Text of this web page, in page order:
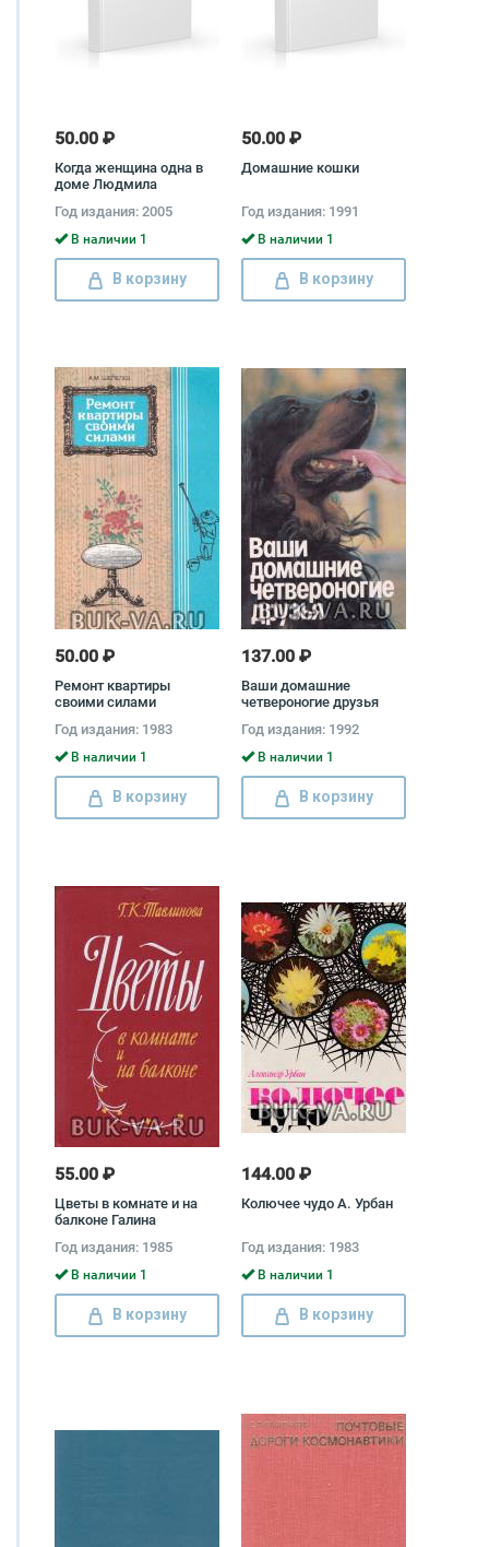
50.00 ₽
Когда женщина одна в
доме Людмила
Год издания: 2005
В наличии 1
В корзину
50.00 ₽
Домашние кошки
Год издания: 1991
В наличии 1
В корзину
50.00 ₽
Ремонт квартиры
своими силами
Год издания: 1983
В наличии 1
В корзину
137.00 ₽
Ваши домашние
четвероногие друзья
Год издания: 1992
В наличии 1
В корзину
55.00 ₽
Цветы в комнате и на
балконе Галина
Год издания: 1985
В наличии 1
В корзину
144.00 ₽
Колючее чудо А. Урбан
Год издания: 1983
В наличии 1
В корзину